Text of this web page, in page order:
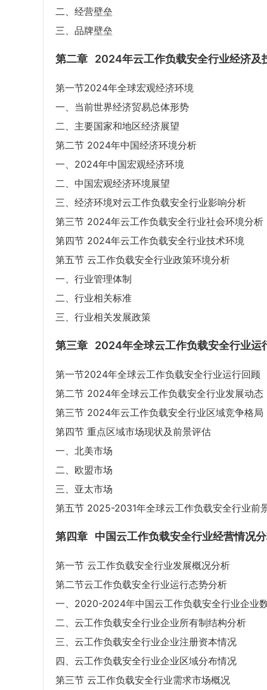
二、经营壁垒
三、品牌壁垒
第二章 2024年云工作负载安全行业经济及
第一节2024年全球宏观经济环境
一、当前世界经济贸易总体形势
二、主要国家和地区经济展望
第二节 2024年中国经济环境分析
一、2024年中国宏观经济环境
二、中国宏观经济环境展望
三、经济环境对云工作负载安全行业影响分析
第三节 2024年云工作负载安全行业社会环境分析
第四节 2024年云工作负载安全行业技术环境
第五节 云工作负载安全行业政策环境分析
一、行业管理体制
二、行业相关标准
三、行业相关发展政策
第三章 2024年全球云工作负载安全行业运
第一节2024年全球云工作负载安全行业运行回顾
第二节 2024年全球云工作负载安全行业发展动态
第三节 2024年云工作负载安全行业区域竞争格局
第四节 重点区域市场现状及前景评估
一、北美市场
二、欧盟市场
三、亚太市场
第五节 2025-2031年全球云工作负载安全行业前
第四章 中国云工作负载安全行业经营情况
第一节 云工作负载安全行业发展概况分析
第二节云工作负载安全行业运行态势分析
一、2020-2024年中国云工作负载安全行业企业
二、云工作负载安全行业企业所有制结构分析
三、云工作负载安全行业企业注册资本情况
四、云工作负载安全行业企业区域分布情况
第三节 云工作负载安全行业需求市场概况